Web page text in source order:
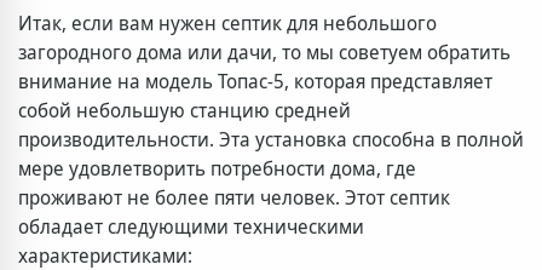
Итак, если вам нужен септик для небольшого
загородного дома или дачи, то мы советуем обратить
внимание на модель Топас-5, которая представляет
собой небольшую станцию средней
производительности. Эта установка способна в полной
мере удовлетворить потребности дома, где
проживают не более пяти человек. Этот септик
обладает следующими техническими
характеристиками: